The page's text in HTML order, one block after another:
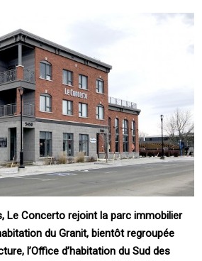
Le Concerto rejoint la parc immobilier
du Granit, bientôt regroupée
l’Office d’habitation du Sud des